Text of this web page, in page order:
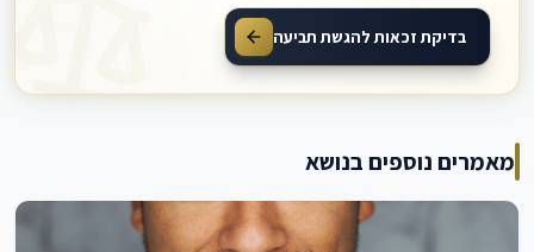
בדיקת זכאות להגשת תביעה
מאמרים נוספים בנושא